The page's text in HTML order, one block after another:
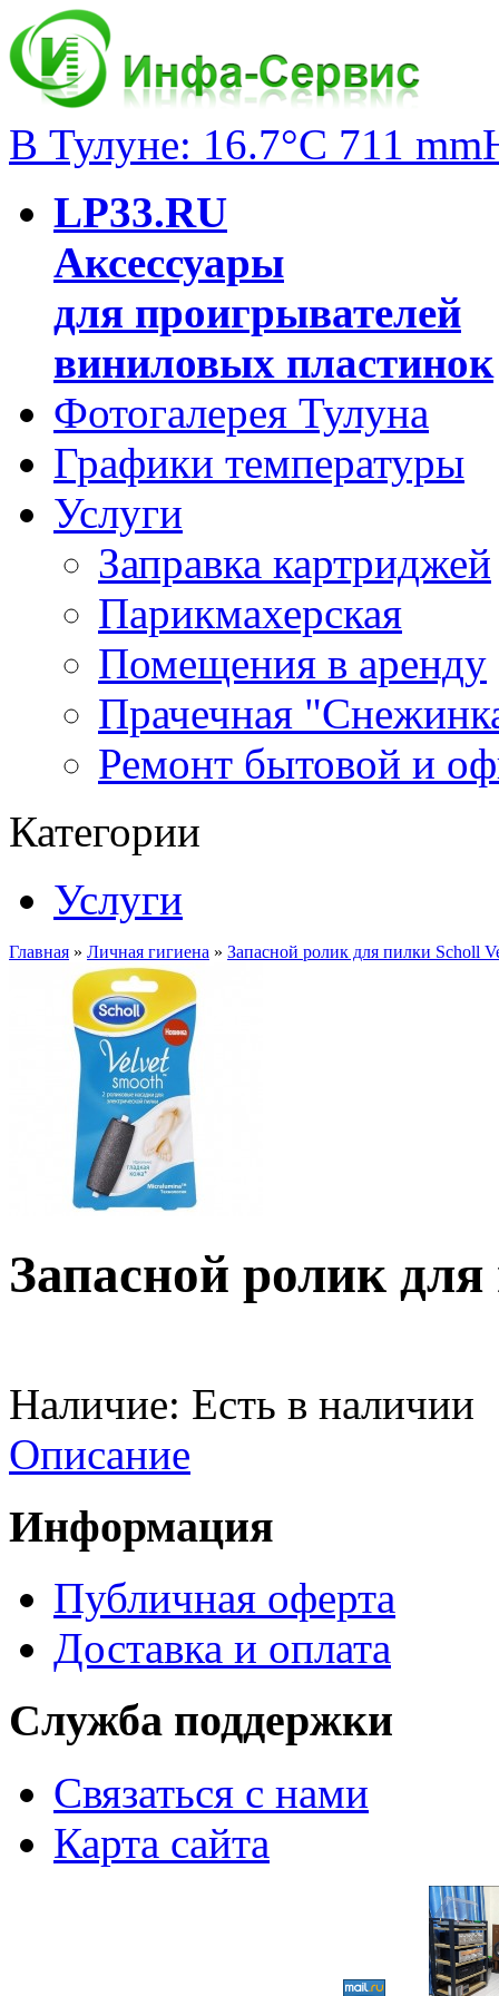
В Тулуне: 16.7°C 711
LP33.RU
Аксессуары
для проигрывателей
виниловых пластинок
Фотогалерея Тулуна
Графики температуры
Услуги
Заправка картриджей
Парикмахерская
Помещения в аренду
Прачечная
Ремонт бытовой и
Категории
Услуги
Главная » Личная гигиена » Запасной ролик для пилки Scholl
Запасной ролик
Наличие: Есть в наличии
Описание
Информация
Публичная оферта
Доставка и оплата
Служба поддержки
Связаться с нами
Карта сайта